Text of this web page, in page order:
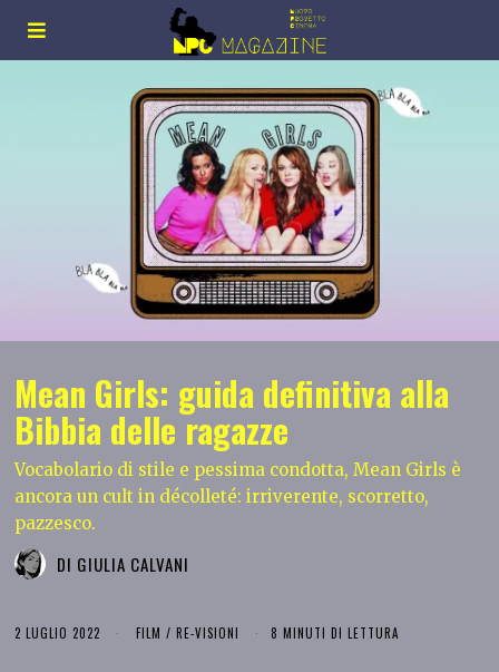
Mean Girls: guida definitiva alla
Bibbia delle ragazze
Vocabolario di stile e pessima condotta, Mean Girls è
ancora un cult in décolleté: irriverente, scorretto,
pazzesco.
DI GIULIA CALVANI
2 LUGLIO 2022 FILM / RE-VISIONI 8 MINUTI DI LETTURA